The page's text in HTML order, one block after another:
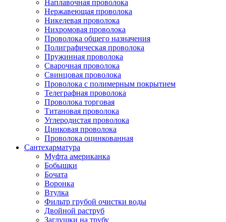
Наплавочная проволока
Нержавеющая проволока
Никелевая проволока
Нихромовая проволока
Проволока общего назначения
Полиграфическая проволока
Пружинная проволока
Сварочная проволока
Свинцовая проволока
Проволока с полимерным покрытием
Телеграфная проволока
Проволока торговая
Титановая проволока
Углеродистая проволока
Цинковая проволока
Проволока оцинкованная
Сантехарматура
Муфта американка
Бобышки
Бочата
Воронка
Втулка
Фильтр грубой очистки воды
Двойной раструб
Заглушки на трубу